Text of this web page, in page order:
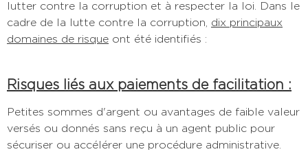
lutter contre la corruption et à respecter la loi. Dans le
cadre de la lutte contre la corruption dix principaux
domaines de risque ont été identifiés :
Risques liés aux paiements de facilitation :
Petites sommes d'argent ou avantages de faible valeur
versés ou donnés sans reçu à un agent public pour
sécuriser ou accélérer une procédure administrative.